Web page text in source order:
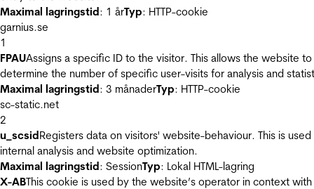
Maximal lagringstid: 1 årTyp: HTTP-cookie
garnius.se
1
FPAUAssigns a specific ID to the visitor. This allows the website to
determine the number of specific user-visits for analysis and
Maximal lagringstid: 3 månaderTyp: HTTP-cookie
sc-static.net
2
u_scsidRegisters data on visitors' website-behaviour. This is
internal analysis and website optimization.
Maximal lagringstid: SessionTyp: Lokal HTML-lagring
X-ABThis cookie is used by the website’s operator in context with